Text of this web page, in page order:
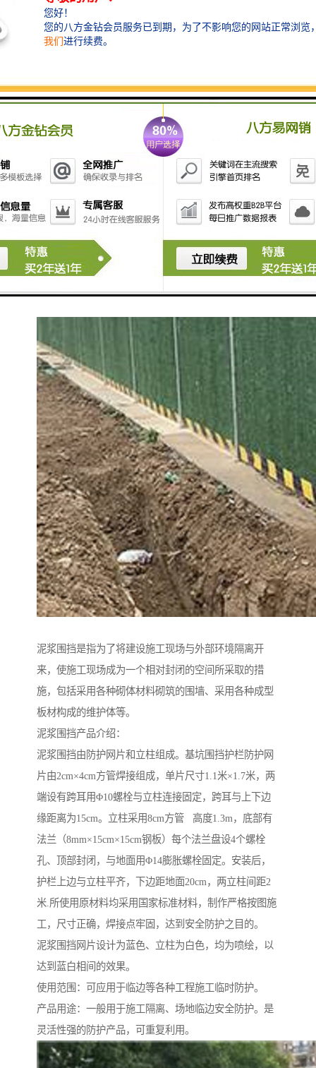
彩钢围挡概述 ：
彩钢围挡制作安装方便、快速。特的安装拼接方式，比
彩钢板和方管节省80%的安装时间。
泥浆围挡是指为了将建设施工现场与外部环境隔离开
来，使施工现场成为一个相对封闭的空间所采取的措
施，包括采用各种砌体材料砌筑的围墙、采用各种成型
板材构成的维护体等。
泥浆围挡产品介绍：
泥浆围挡由防护网片和立柱组成。基坑围挡护栏防护网
片由2cm×4cm方管焊接组成，单片尺寸1.1米×1.7米，两
端设有跨耳用Φ10螺栓与立柱连接固定，跨耳与上下边
缘距离为15cm。立柱采用8cm方管 高度1.3m，底部有
法兰（8mm×15cm×15cm钢板）每个法兰盘设4个螺栓
孔、顶部封闭，与地面用Φ14膨胀螺栓固定。安装后，
护栏上边与立柱平齐，下边距地面20cm，两立柱间距2
米.所使用原材料均采用国家标准材料，制作严格按图施
工，尺寸正确，焊接点牢固，达到安全防护之目的。
泥浆围挡网片设计为蓝色、立柱为白色，均为喷绘，以
达到蓝白相间的效果。
使用范围：可应用于临边等各种工程施工临时防护。
产品用途：一般用于施工隔离、场地临边安全防护。是
灵活性强的防护产品，可重复利用。